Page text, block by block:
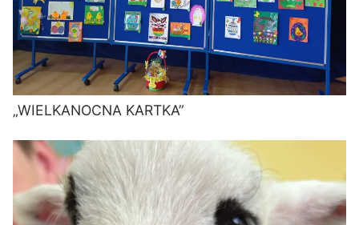
„WIELKANOCNA KARTKA”